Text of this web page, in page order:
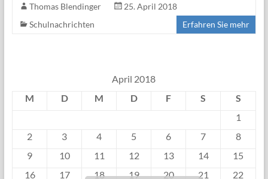
Thomas Blendinger
25. April 2018
Schulnachrichten
Erfahren Sie mehr
April 2018
M
D M D F S
S
1
2
3 4 5 6 7
8
9
10 11 12 13 14
15
16
17 18 19 20 21 22